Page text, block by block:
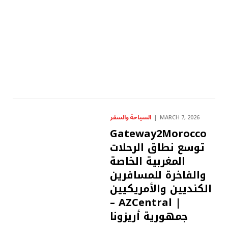
السياحة والسفر MARCH 7, 2026
Gateway2Morocco
توسع نطاق الرحلات
المغربية الخاصة
والفاخرة للمسافرين
الكنديين والأمريكيين
– AZCentral |
جمهورية أريزونا